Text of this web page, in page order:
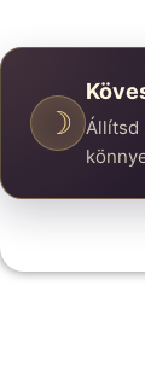
☽
Állítsd